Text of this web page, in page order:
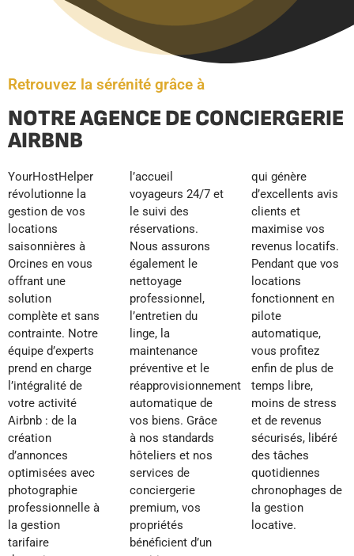
Retrouvez la sérénité grâce à
NOTRE AGENCE DE CONCIERGERIE
AIRBNB
YourHostHelper
révolutionne la
gestion de vos
locations
saisonnières à
Orcines en vous
offrant une
solution
complète et sans
contrainte. Notre
équipe d’experts
prend en charge
l’intégralité de
votre activité
Airbnb : de la
création
d’annonces
optimisées avec
photographie
professionnelle à
la gestion
tarifaire
l’accueil
voyageurs 24/7 et
le suivi des
réservations.
Nous assurons
également le
nettoyage
professionnel,
l’entretien du
linge, la
maintenance
préventive et le
réapprovisionnement
automatique de
vos biens. Grâce
à nos standards
hôteliers et nos
services de
conciergerie
premium, vos
propriétés
bénéficient d’un
qui génère
d’excellents avis
clients et
maximise vos
revenus locatifs.
Pendant que vos
locations
fonctionnent en
pilote
automatique,
vous profitez
enfin de plus de
temps libre,
moins de stress
et de revenus
sécurisés, libéré
des tâches
quotidiennes
chronophages de
la gestion
locative.